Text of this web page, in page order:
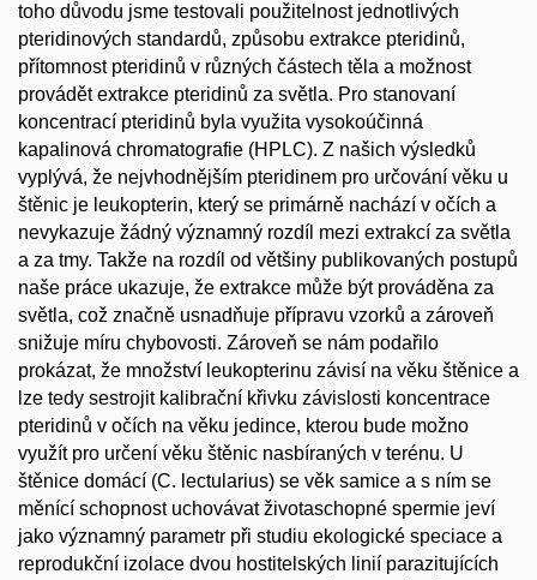
toho důvodu jsme testovali použitelnost jednotlivých
pteridinových standardů, způsobu extrakce pteridinů,
přítomnost pteridinů v různých částech těla a možnost
provádět extrakce pteridinů za světla. Pro stanovaní
koncentrací pteridinů byla využita vysokoúčinná
kapalinová chromatografie (HPLC). Z našich výsledků
vyplývá, že nejvhodnějším pteridinem pro určování věku u
štěnic je leukopterin, který se primárně nachází v očích a
nevykazuje žádný významný rozdíl mezi extrakcí za světla
a za tmy. Takže na rozdíl od většiny publikovaných postupů
naše práce ukazuje, že extrakce může být prováděna za
světla, což značně usnadňuje přípravu vzorků a zároveň
snižuje míru chybovosti. Zároveň se nám podařilo
prokázat, že množství leukopterinu závisí na věku štěnice a
lze tedy sestrojit kalibrační křivku závislosti koncentrace
pteridinů v očích na věku jedince, kterou bude možno
využít pro určení věku štěnic nasbíraných v terénu. U
štěnice domácí (C. lectularius) se věk samice a s ním se
měnící schopnost uchovávat životaschopné spermie jeví
jako významný parametr při studiu ekologické speciace a
reprodukční izolace dvou hostitelských linií parazitujících